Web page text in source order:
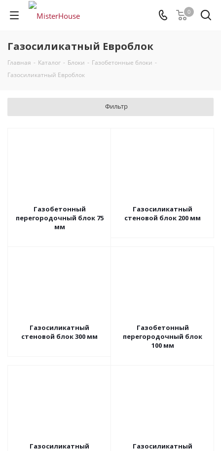
0
Газосиликатный Евроблок
Главная - Каталог - Блоки - Газобетонные блоки -
Газосиликатный Евроблок
Фильтр
Газобетонный
перегородочный блок 75
мм
Газосиликатный
стеновой блок 200 мм
Газосиликатный
стеновой блок 300 мм
Газобетонный
перегородочный блок
100 мм
Газосиликатный
Газосиликатный